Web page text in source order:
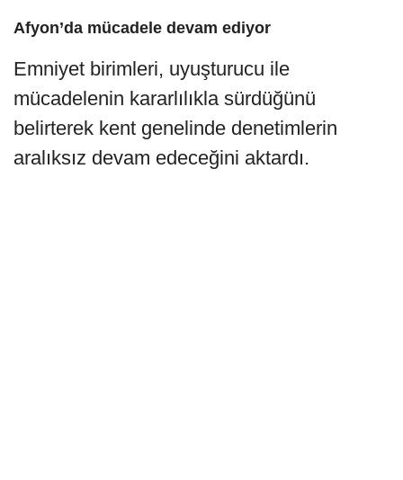
Afyon’da mücadele devam ediyor
Emniyet birimleri, uyuşturucu ile
mücadelenin kararlılıkla sürdüğünü
belirterek kent genelinde denetimlerin
aralıksız devam edeceğini aktardı.